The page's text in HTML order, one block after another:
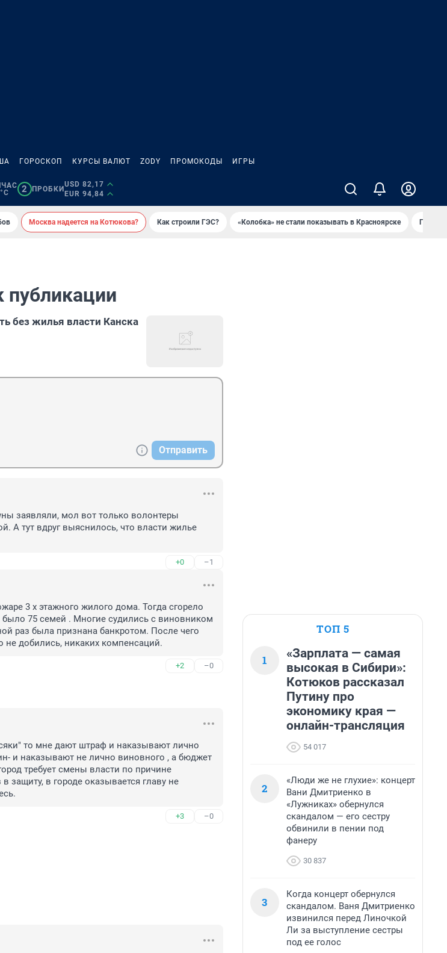
ГОРОСКОП КУРСЫ ВАЛЮТ ZODY ПРОМОКОДЫ ИГРЫ
2 ПРОБКИ
USD 82,17
EUR 94,84
Москва надеется на Котюкова? Как строили ГЭС? «Колобка» не стали показывать в Красноярске Гриль-
публикации
без жилья власти Канска
Отправить
заявляли, мол вот только волонтеры
А тут вдруг выяснилось, что власти жилье
+0 –1
3 х этажного жилого дома. Тогда сгорело
75 семей . Многие судились с виновником
раз была признана банкротом. После чего
не добились, никаких компенсаций.
+2 –0
то мне дают штраф и наказывают лично
и наказывают не лично виновного , а бюджет
требует смены власти по причине
защиту, в городе оказывается главу не
+3 –0
ТОП 5
1
«Зарплата — самая
высокая в Сибири»:
Котюков рассказал
Путину про
экономику края —
онлайн-трансляция
54 017
2
«Люди же не глухие»: концерт
Вани Дмитриенко в
«Лужниках» обернулся
скандалом — его сестру
обвинили в пении под
фанеру
30 837
3
Когда концерт обернулся
скандалом. Ваня Дмитриенко
извинился перед Линочкой
Ли за выступление сестры
под ее голос